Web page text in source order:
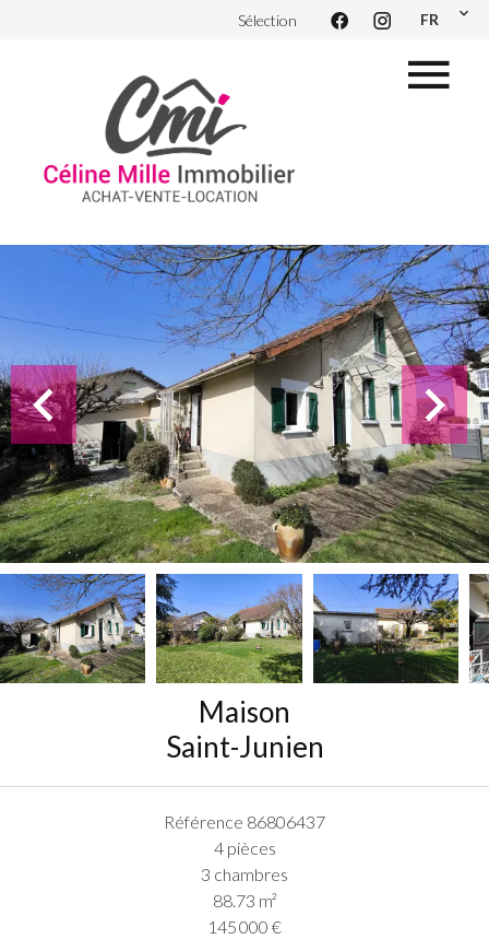
Sélection FR
Maison
Saint-Junien
Référence 86806437
4 pièces
3 chambres
88.73 m²
145 000 €